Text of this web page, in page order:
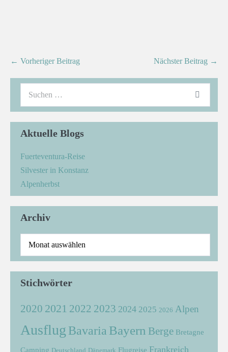
← Vorheriger Beitrag Nächster Beitrag →
Aktuelle Blogs
Fuerteventura-Reise
Silvester in Konstanz
Alpenherbst
Archiv
Stichwörter
2020 2021 2022 2023 2024 2025 2026 Alpen
Ausflug Bavaria Bayern Berge Bretagne
Camping Deutschland Dänemark Flugreise Frankreich